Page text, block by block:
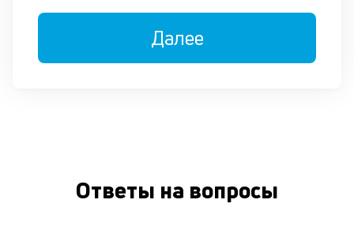
Далее
Ответы на вопросы